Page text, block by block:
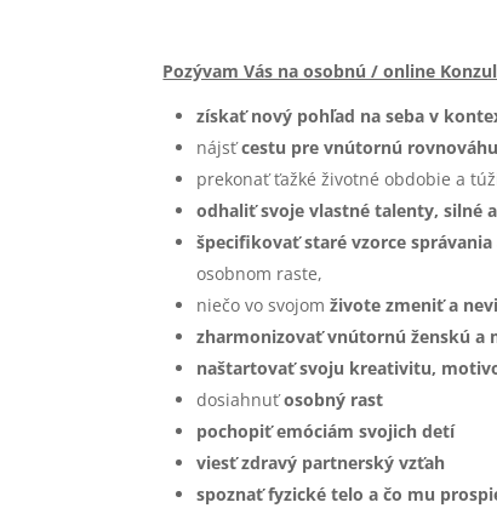
Pozývam Vás na osobnú / online
získať nový pohľad na seba v
nájsťcestu pre vnútornú
prekonať ťažké životné obdobie a
odhaliť svoje vlastné talenty, silné
špecifikovať staré vzorce správania
osobnom raste,
niečo vo svojomživote zmeniť a
zharmonizovať vnútornú ženskú a
naštartovať svoju kreativitu,
dosiahnuťosobný rast
pochopiť emóciám svojich detí
viesť zdravý partnerský vzťah
spoznať fyzické telo a čo mu